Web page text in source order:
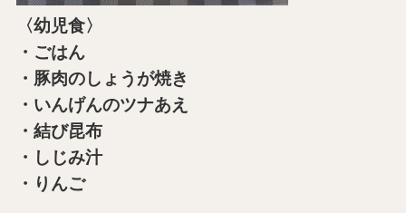
〈幼児食〉
・ごはん
・豚肉のしょうが焼き
・いんげんのツナあえ
・結び昆布
・しじみ汁
・りんご